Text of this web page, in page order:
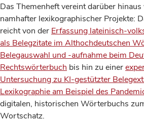
Das Themenheft vereint darüber
namhafter lexikographischer Projekte:
reicht von der Erfassung lateinisch-
als Belegzitate im Althochdeutschen
Belegauswahl und -aufnahme beim
Rechtswörterbuch bis hin zu einer
Untersuchung zu KI-gestützter
Lexikographie am Beispiel des
digitalen, historischen Wörterbuchs
Wortschatz.